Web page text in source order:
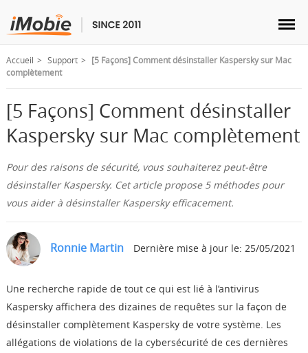
Déverrouillage & Récupération
Transfert
Multimédia
Utilitaires
Solutions
Boutique
Accueil Support
[5 Façons] Comment désinstaller Kaspersky sur Mac
complètement
[5 Façons] Comment désinstaller
Kaspersky sur Mac complètement
Pour des raisons de sécurité, vous souhaiterez peut-être
désinstaller Kaspersky. Cet article propose 5 méthodes pour
vous aider à désinstaller Kaspersky efficacement.
Ronnie Martin Dernière mise à jour le: 25/05/2021
Une recherche rapide de tout ce qui est lié à l’antivirus
Kaspersky affichera des dizaines de requêtes sur la façon de
désinstaller complètement Kaspersky de votre système. Les
allégations de violations de la cybersécurité de ces dernières